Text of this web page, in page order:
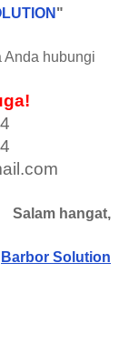
"
Anda hubungi
Salam hangat,
Barbor Solution